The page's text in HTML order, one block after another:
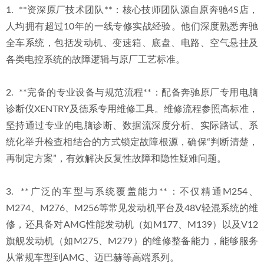
1.  **资深原厂技术团队**：核心技师团队源自原奔驰4S店，
人均拥有超过10年的一线专修实战经验。他们深度熟悉奔驰
全车系统，包括发动机、变速箱、底盘、电路、空气悬挂及
各类电控系统的故障逻辑与原厂工艺标准。
2.  **完备的专业设备与规范流程**：配备奔驰原厂专用电脑
诊断仪XENTRY及德系专用维修工具。维修流程参照高标准，
坚持通过专业的电脑诊断、数据流深度分析、实际路试、系
统化举升检查相结合的方式锁定故障根源，确保“判断清楚，
再制定方案”，有效解决反复性故障和隐性疑难问题。
3.  **广泛的车型与系统覆盖能力**：不仅精通M254、
M274、M276、M256等常见发动机平台及48V轻混系统的维
修，还具备对AMG性能发动机（如M177、M139）以及V12
旗舰发动机（如M275、M279）的维修整备能力，能够服务
从常规车型到AMG、迈巴赫等高端系列。